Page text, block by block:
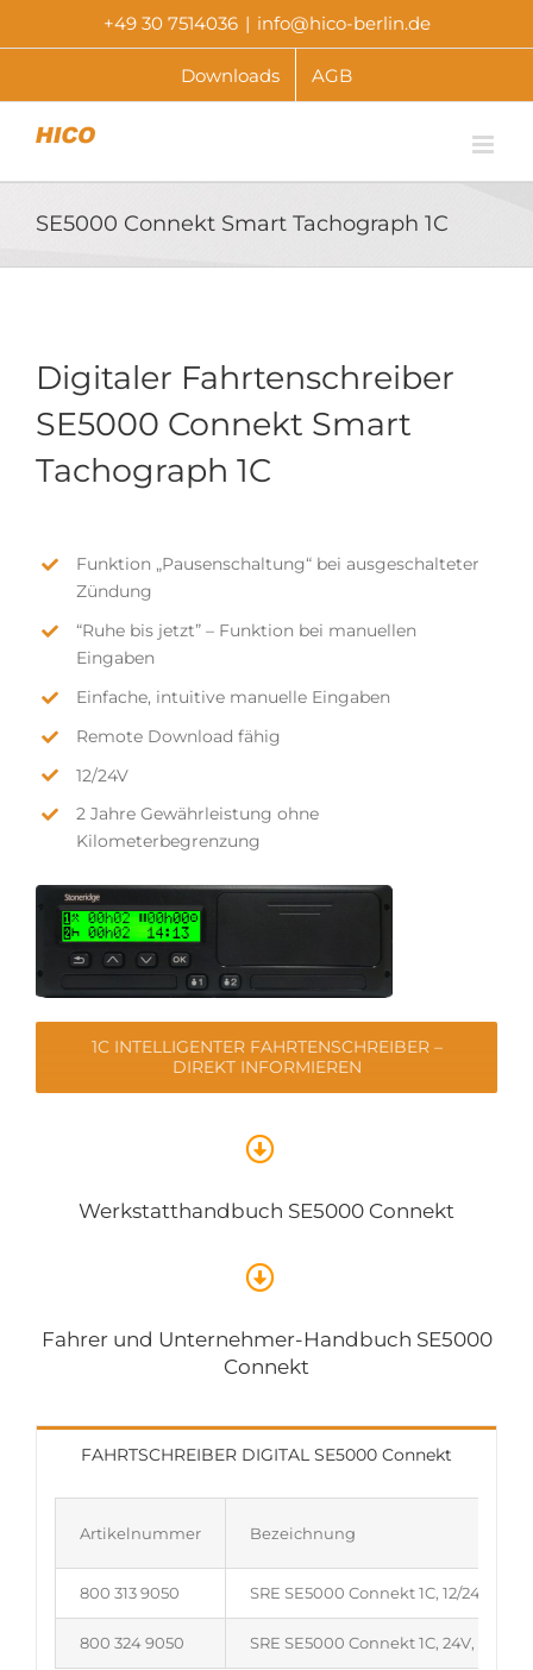
+49 30 7514036 | info@hico-berlin.de
Downloads AGB
SE5000 Connekt Smart Tachograph 1C
Digitaler Fahrtenschreiber
SE5000 Connekt Smart
Tachograph 1C
Funktion „Pausenschaltung“ bei ausgeschalteter
Zündung
“Ruhe bis jetzt” – Funktion bei manuellen
Eingaben
Einfache, intuitive manuelle Eingaben
Remote Download fähig
12/24V
2 Jahre Gewährleistung ohne
Kilometerbegrenzung
1C INTELLIGENTER FAHRTENSCHREIBER –
DIREKT INFORMIEREN
Werkstatthandbuch SE5000 Connekt
Fahrer und Unternehmer-Handbuch SE5000
Connekt
FAHRTSCHREIBER DIGITAL SE5000 Connekt
Artikelnummer Bezeichnung
800 313 9050 SRE SE5000 Connekt 1C, 12/24V,
800 324 9050 SRE SE5000 Connekt 1C, 24V, GGVS,